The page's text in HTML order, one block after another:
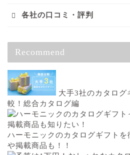
各社の口コミ・評判
Recommend
大手3社のカタログ
較！総合カタログ編
ハーモニックのカタログギフトを
や掲載商品も！！